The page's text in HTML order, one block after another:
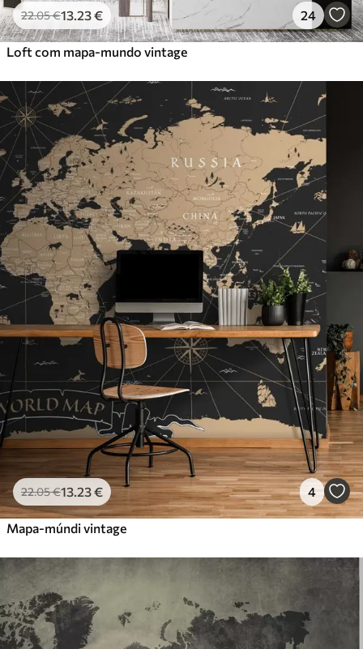
22.05€13.23€ 24
Loft com mapa-mundo vintage
22.05€13.23€ 4
Mapa-múndi vintage